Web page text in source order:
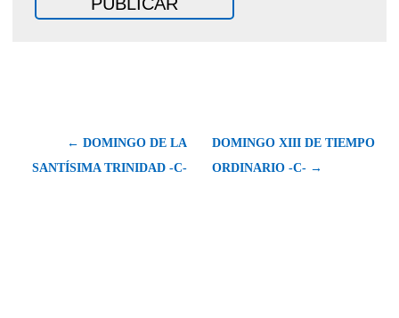
← DOMINGO DE LA
SANTÍSIMA TRINIDAD -C-
DOMINGO XIII DE TIEMPO
ORDINARIO -C- →